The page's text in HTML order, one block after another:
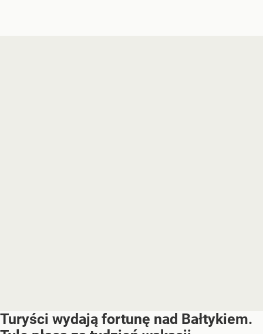
Turyści wydają fortunę nad Bałtykiem.